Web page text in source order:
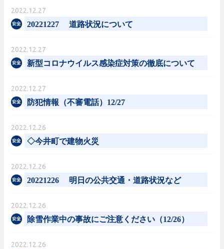
2022.12.27
20221227 道路状況について
2022.12.27
新型コロナウイルス感染症対策の徹底について
2022.12.27
防犯情報（不審電話）12/27
2022.12.26
◇今井町で建物火災
2022.12.26
20221226 明日の公共交通・道路状況など
2022.12.26
除雪作業中の事故にご注意ください（12/26）
2022.12.26